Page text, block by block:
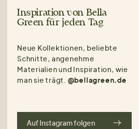
Inspiration von Bella
Green für jeden Tag
Neue Kollektionen, beliebte
Schnitte, angenehme
Materialien und Inspiration, wie
man sie trägt. @bellagreen.de
Auf Instagram folgen